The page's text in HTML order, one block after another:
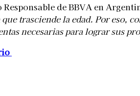
de BBVA en
trasciende la edad. Por eso,
necesarias para lograr sus